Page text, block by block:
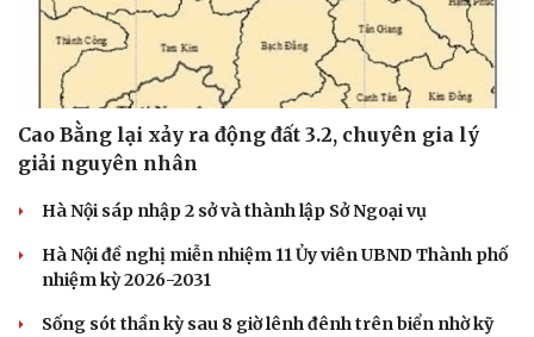
Cao Bằng lại xảy ra động đất 3.2, chuyên gia lý
giải nguyên nhân
Hà Nội sáp nhập 2 sở và thành lập Sở Ngoại vụ
Hà Nội đề nghị miễn nhiệm 11 Ủy viên UBND Thành phố
nhiệm kỳ 2026-2031
Sống sót thần kỳ sau 8 giờ lênh đênh trên biển nhờ kỹ